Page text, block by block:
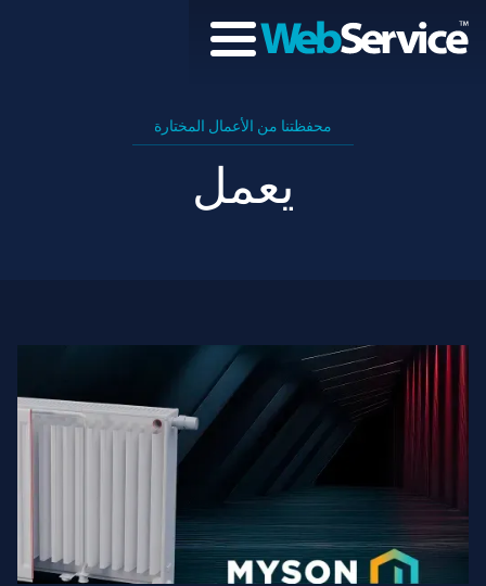
محفظتنا من الأعمال المختارة
يعمل